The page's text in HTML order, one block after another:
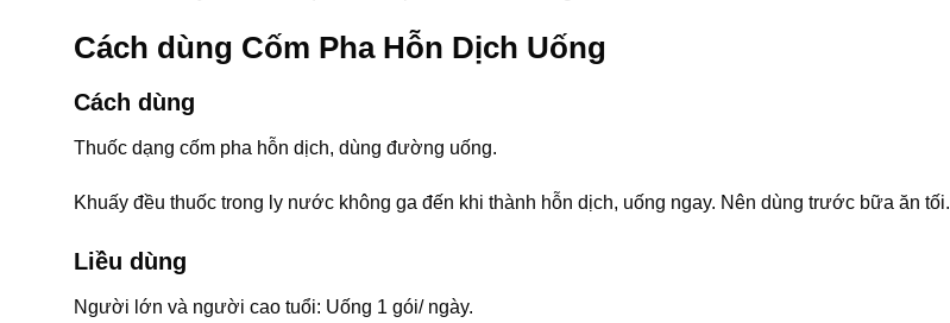
Cách dùng Cốm Pha Hỗn Dịch Uống
Cách dùng
Thuốc dạng cốm pha hỗn dịch, dùng đường uống.
Khuấy đều thuốc trong ly nước không ga đến khi thành hỗn dịch, uống ngay. Nên dùng trước bữa ăn tối.
Liều dùng
Người lớn và người cao tuổi: Uống 1 gói/ ngày.